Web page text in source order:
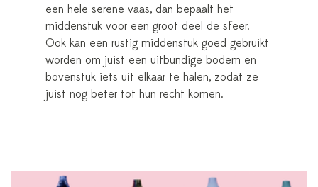
een hele serene vaas, dan bepaalt het
middenstuk voor een groot deel de sfeer.
Ook kan een rustig middenstuk goed gebruikt
worden om juist een uitbundige bodem en
bovenstuk iets uit elkaar te halen, zodat ze
juist nog beter tot hun recht komen.